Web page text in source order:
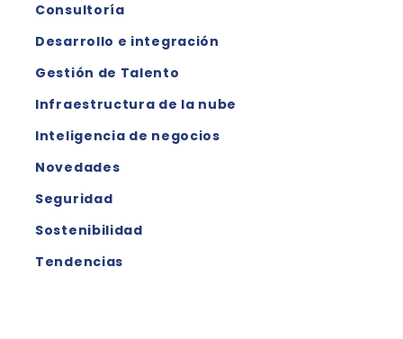
Consultoría
Desarrollo e integración
Gestión de Talento
Infraestructura de la nube
Inteligencia de negocios
Novedades
Seguridad
Sostenibilidad
Tendencias